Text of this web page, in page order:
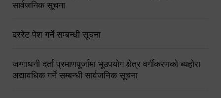
सार्वजनिक सूचना
दररेट पेश गर्ने सम्बन्धी सूचना
जग्गाधनी दर्ता प्रमाणपूर्जामा भूउपयोग क्षेत्र वर्गीकरणको ब्यहोरा
अद्यावधिक गर्ने सम्बन्धी सार्वजनिक सूचना